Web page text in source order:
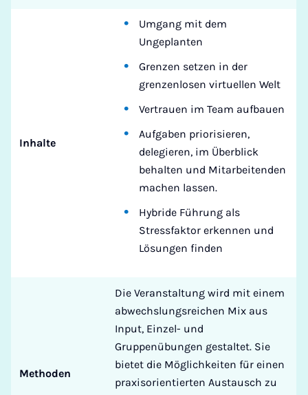
Inhalte
Umgang mit dem
Ungeplanten
Grenzen setzen in der
grenzenlosen virtuellen Welt
Vertrauen im Team aufbauen
Aufgaben priorisieren,
delegieren, im Überblick
behalten und Mitarbeitenden
machen lassen.
Hybride Führung als
Stressfaktor erkennen und
Lösungen finden
Methoden
Die Veranstaltung wird mit einem
abwechslungsreichen Mix aus
Input, Einzel- und
Gruppenübungen gestaltet. Sie
bietet die Möglichkeiten für einen
praxisorientierten Austausch zu